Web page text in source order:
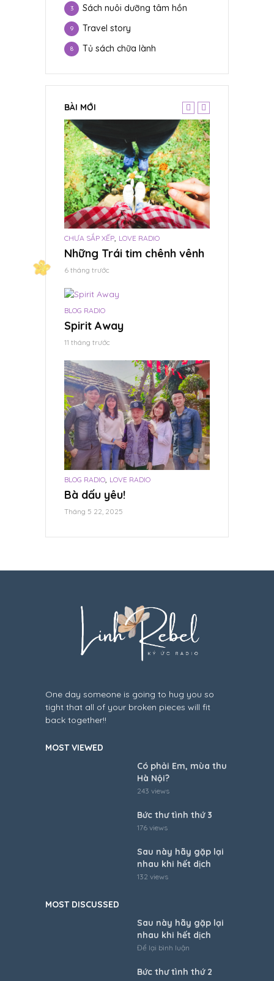
Sách nuôi dưỡng tâm hồn
3
Travel story
9
Tủ sách chữa lành
8
BÀI MỚI
CHƯA SẮP XẾP, LOVE RADIO
Những Trái tim chênh vênh
6 tháng trước
BLOG RADIO
Spirit Away
11 tháng trước
BLOG RADIO, LOVE RADIO
Bà dấu yêu!
Tháng 5 22, 2025
One day someone is going to hug you so
tight that all of your broken pieces will fit
back together!!
MOST VIEWED
Có phải Em, mùa thu
Hà Nội?
243 views
Bức thư tình thứ 3
176 views
Sau này hãy gặp lại
nhau khi hết dịch
132 views
MOST DISCUSSED
Sau này hãy gặp lại
nhau khi hết dịch
Để lại bình luận
Bức thư tình thứ 2